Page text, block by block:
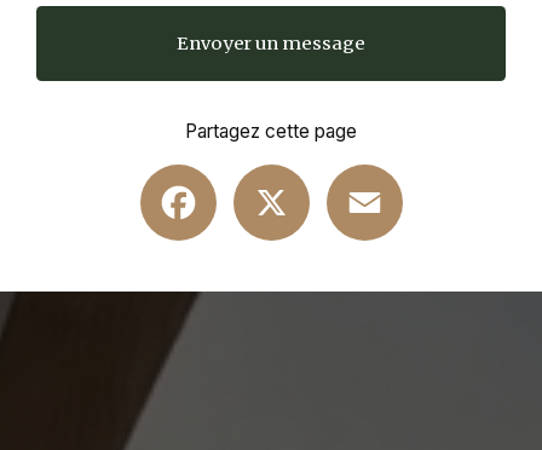
Envoyer un message
Partagez cette page
Facebook